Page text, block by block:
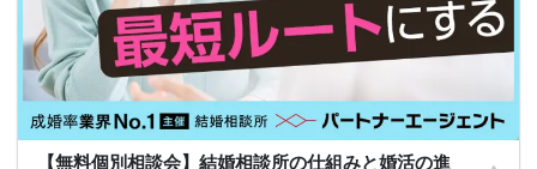
【無料個別相談会】結婚相談所の仕組みと婚活の進